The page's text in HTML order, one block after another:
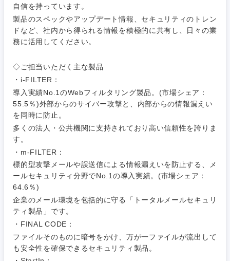
自信を持っています。
製品のスペックやアップデート情報、セキュリティのトレン
ドなど、社内から得られる情報を積極的に共有し、日々の業
務に活用してください。
◇ご担当いただく主な製品
・i-FILTER：
導入実績No.1のWebフィルタリング製品。(市場シェア：
55.5％)外部からのサイバー攻撃と、内部からの情報漏えい
を同時に防止。
多くの法人・公共機関に支持されており高い信頼性を誇りま
す。
・m-FILTER：
標的型攻撃メールや誤送信による情報漏えいを防止する、メ
ールセキュリティ分野でNo.1の導入実績。(市場シェア：
64.6％)
企業のメール環境を包括的に守る「トータルメールセキュリ
ティ製品」です。
・FINAL CODE：
ファイルそのものに暗号をかけ、万が一ファイルが流出して
も安全性を確保できるセキュリティ製品。
ル
建設・施
工管理
事務職
エンターテイメント
法律・特許事務所・監査法人
サービス
関東地方
茨城県
群馬県 埼玉県
千葉県
神奈川県